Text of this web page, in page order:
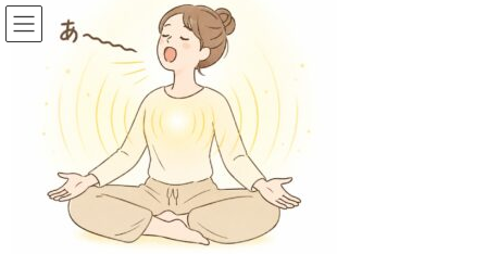
コ
ン
ナ
ビ
おすすめ動画
おすすめ動画 イルチブレインヨガのふりふりダイエット
2020年11月10日 / 最終更新日時 : 2020年11月10日